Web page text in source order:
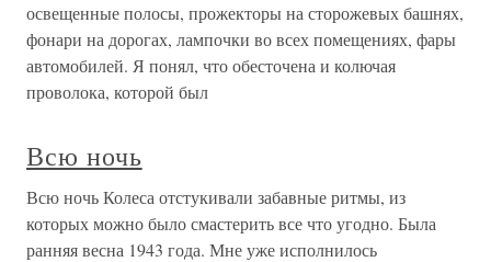
освещенные полосы, прожекторы на сторожевых башнях,
фонари на дорогах, лампочки во всех помещениях, фары
автомобилей. Я понял, что обесточена и колючая
проволока, которой был
Всю ночь
Всю ночь Колеса отстукивали забавные ритмы, из
которых можно было смастерить все что угодно. Была
ранняя весна 1943 года. Мне уже исполнилось